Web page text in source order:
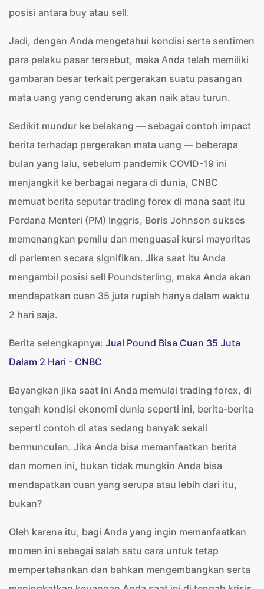
posisi antara buy atau sell.
Jadi, dengan Anda mengetahui kondisi serta sentimen
para pelaku pasar tersebut, maka Anda telah memiliki
gambaran besar terkait pergerakan suatu pasangan
mata uang yang cenderung akan naik atau turun.
Sedikit mundur ke belakang — sebagai contoh impact
berita terhadap pergerakan mata uang — beberapa
bulan yang lalu, sebelum pandemik COVID-19 ini
menjangkit ke berbagai negara di dunia, CNBC
memuat berita seputar trading forex di mana saat itu
Perdana Menteri (PM) Inggris, Boris Johnson sukses
memenangkan pemilu dan menguasai kursi mayoritas
di parlemen secara signifikan. Jika saat itu Anda
mengambil posisi sell Poundsterling, maka Anda akan
mendapatkan cuan 35 juta rupiah hanya dalam waktu
2 hari saja.
Berita selengkapnya: Jual Pound Bisa Cuan 35 Juta
Dalam 2 Hari - CNBC
Bayangkan jika saat ini Anda memulai trading forex, di
tengah kondisi ekonomi dunia seperti ini, berita-berita
seperti contoh di atas sedang banyak sekali
bermunculan. Jika Anda bisa memanfaatkan berita
dan momen ini, bukan tidak mungkin Anda bisa
mendapatkan cuan yang serupa atau lebih dari itu,
bukan?
Oleh karena itu, bagi Anda yang ingin memanfaatkan
momen ini sebagai salah satu cara untuk tetap
mempertahankan dan bahkan mengembangkan serta